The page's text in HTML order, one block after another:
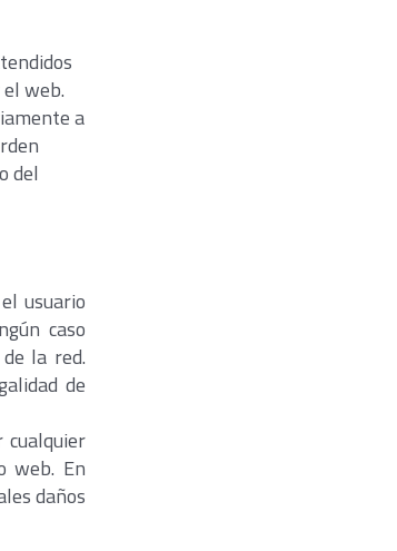
web.
a
del
usuario
caso
la red.
de
web. En
daños